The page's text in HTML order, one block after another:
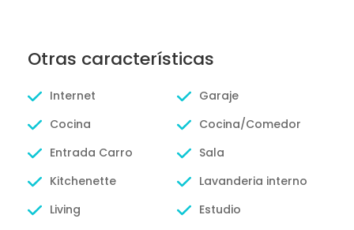
Otras características
Internet
Garaje
Cocina
Cocina/Comedor
Entrada Carro
Sala
Kitchenette
Lavanderia interno
Living
Estudio